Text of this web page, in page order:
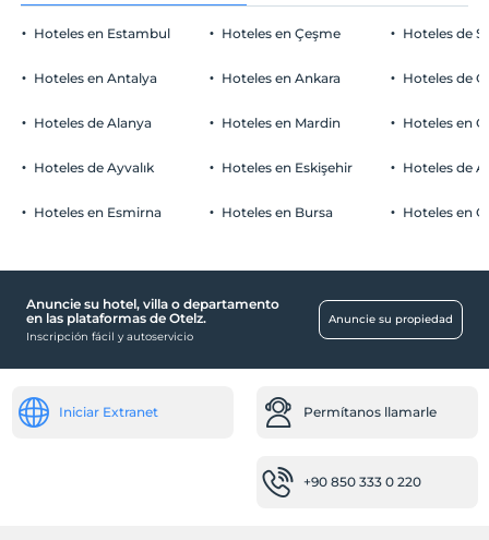
Hoteles en Estambul
Hoteles en Antalya
Hoteles de Alanya
Hoteles de Ayvalık
Hoteles en Esmirna
Hoteles en Çeşme
Hoteles en Ankara
Hoteles en Mardin
Hoteles en Eskişehir
Hoteles en Bursa
Hoteles de
Hoteles de
Hoteles en
Hoteles de
Hoteles en
Anuncie su hotel, villa o departamento
en las plataformas de Otelz.
Inscripción fácil y autoservicio
Anuncie su propiedad
Iniciar Extranet Permítanos llamarle
+90 850 333 0 220